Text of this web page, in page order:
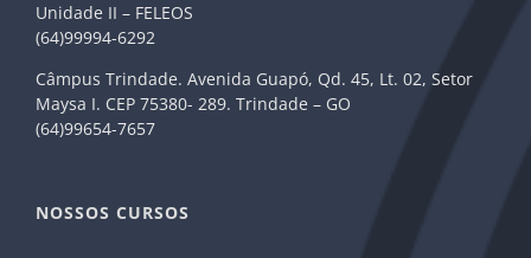
Unidade II – FELEOS
(64)99994-6292
Câmpus Trindade. Avenida Guapó, Qd. 45, Lt. 02, Setor
Maysa I. CEP 75380- 289. Trindade – GO
(64)99654-7657
NOSSOS CURSOS